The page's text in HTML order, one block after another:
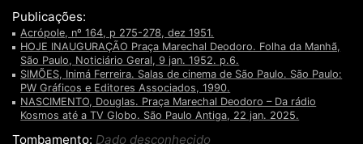
Publicações:
Acrópole, nº 164, p 275-278, dez 1951.
HOJE INAUGURAÇÃO Praça Marechal Deodoro. Folha da Manhã,
São Paulo, Noticiário Geral, 9 jan. 1952. p.6.
SIMÕES, Inimá Ferreira. Salas de cinema de São Paulo. São Paulo:
PW Gráficos e Editores Associados, 1990.
NASCIMENTO, Douglas. Praça Marechal Deodoro – Da rádio
Kosmos até a TV Globo. São Paulo Antiga, 22 jan. 2025.
Tombamento: Dado desconhecido